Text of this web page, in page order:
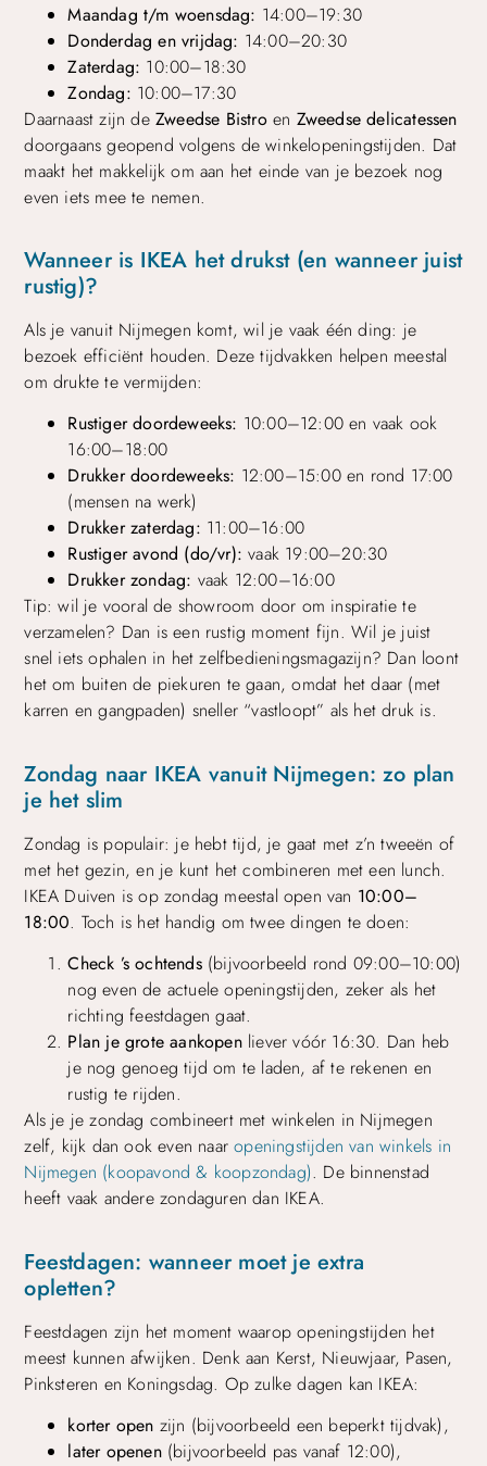
Maandag t/m woensdag: 14:00–19:30
Donderdag en vrijdag: 14:00–20:30
Zaterdag: 10:00–18:30
Zondag: 10:00–17:30
Daarnaast zijn de Zweedse Bistroen Zweedse delicatessen
doorgaans geopend volgens de winkelopeningstijden. Dat
maakt het makkelijk om aan het einde van je bezoek nog
even iets mee te nemen.
Wanneer is IKEA het drukst (en wanneer juist
rustig)?
Als je vanuit Nijmegen komt, wil je vaak één ding: je
bezoek efficiënt houden. Deze tijdvakken helpen meestal
om drukte te vermijden:
Rustiger doordeweeks: 10:00–12:00 en vaak ook
16:00–18:00
Drukker doordeweeks: 12:00–15:00 en rond 17:00
(mensen na werk)
Drukker zaterdag: 11:00–16:00
Rustiger avond (do/vr): vaak 19:00–20:30
Drukker zondag: vaak 12:00–16:00
Tip: wil je vooral de showroom door om inspiratie te
verzamelen? Dan is een rustig moment fijn. Wil je juist
snel iets ophalen in het zelfbedieningsmagazijn? Dan loont
het om buiten de piekuren te gaan, omdat het daar (met
karren en gangpaden) sneller “vastloopt” als het druk is.
Zondag naar IKEA vanuit Nijmegen: zo plan
je het slim
Zondag is populair: je hebt tijd, je gaat met z’n tweeën of
met het gezin, en je kunt het combineren met een lunch.
IKEA Duiven is op zondag meestal open van 10:00–
18:00. Toch is het handig om twee dingen te doen:
Check ’s ochtends(bijvoorbeeld rond 09:00–10:00)
nog even de actuele openingstijden, zeker als het
richting feestdagen gaat.
Plan je grote aankopenliever vóór 16:30. Dan heb
je nog genoeg tijd om te laden, af te rekenen en
rustig te rijden.
Als je je zondag combineert met winkelen in Nijmegen
zelf, kijk dan ook even naaropeningstijden van winkels in
Nijmegen (koopavond & koopzondag). De binnenstad
heeft vaak andere zondaguren dan IKEA.
Feestdagen: wanneer moet je extra
opletten?
Feestdagen zijn het moment waarop openingstijden het
meest kunnen afwijken. Denk aan Kerst, Nieuwjaar, Pasen,
Pinksteren en Koningsdag. Op zulke dagen kan IKEA:
korter open zijn (bijvoorbeeld een beperkt tijdvak),
later openen(bijvoorbeeld pas vanaf 12:00),